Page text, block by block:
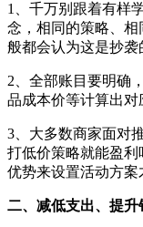
1、千万别跟着有样
念，相同的策略、
般都会认为这是抄袭
2、全部账目要明确
品成本价等计算出对
3、大多数商家面对
打低价策略就能盈
优势来设置活动方案
二、减低支出、提升